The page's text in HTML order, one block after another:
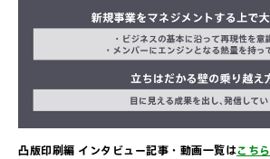
凸版印刷編 インタビュー記事・動画一覧はこちら